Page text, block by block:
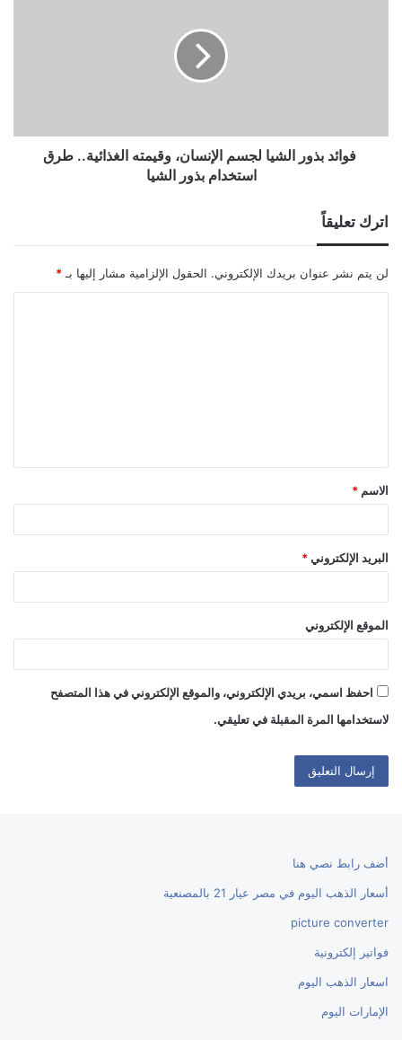
فوائد بذور الشيا لجسم الإنسان، وقيمته الغذائية.. طرق
استخدام بذور الشيا
اترك تعليقاً
لن يتم نشر عنوان بريدك الإلكتروني. الحقول الإلزامية مشار إليها بـ *
ق
*
الاسم *
البريد الإلكتروني *
الموقع الإلكتروني
احفظ اسمي، بريدي الإلكتروني، والموقع الإلكتروني في هذا المتصفح
لاستخدامها المرة المقبلة في تعليقي.
أضف رابط نصي هنا
أسعار الذهب اليوم في مصر عيار 21 بالمصنعية
picture converter
فواتير إلكترونية
اسعار الذهب اليوم
الإمارات اليوم